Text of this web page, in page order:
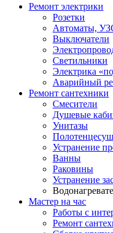
Ремонт электрики
Розетки
Автоматы,
Выключатели
Светильники
Электрика
Аварийный
Ремонт сантехники
Смесители
Душевые
Унитазы
Устранение
Ванны
Раковины
Устранение
Мастер на час
Работы с
Ремонт